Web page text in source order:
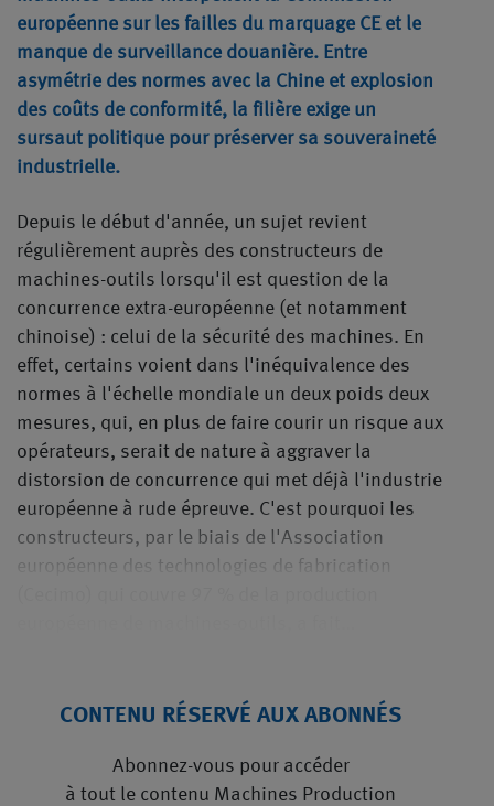
européenne sur les failles du marquage CE et le
manque de surveillance douanière. Entre
asymétrie des normes avec la Chine et explosion
des coûts de conformité, la filière exige un
sursaut politique pour préserver sa souveraineté
industrielle.
Depuis le début d'année, un sujet revient
régulièrement auprès des constructeurs de
machines-outils lorsqu'il est question de la
concurrence extra-européenne (et notamment
chinoise) : celui de la sécurité des machines. En
effet, certains voient dans l'inéquivalence des
normes à l'échelle mondiale un deux poids deux
mesures, qui, en plus de faire courir un risque aux
opérateurs, serait de nature à aggraver la
distorsion de concurrence qui met déjà l'industrie
européenne à rude épreuve. C'est pourquoi les
constructeurs, par le biais de l'Association
européenne des technologies de fabrication
CONTENU RÉSERVÉ AUX ABONNÉS
Abonnez-vous pour accéder
à tout le contenu Machines Production